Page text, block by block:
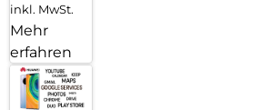
inkl. MwSt.
Mehr
erfahren